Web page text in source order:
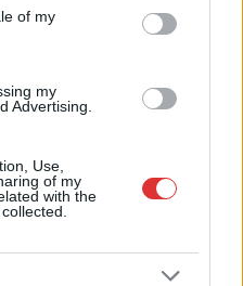
of my
my
Advertising.
Use,
of my
with the
tartalmakkal hétről hétre
kiürül a kasszája
emlékeztek a hősi halált
megyében